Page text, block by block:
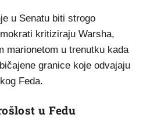
u Senatu biti strogo
kritiziraju Warsha,
marionetom u trenutku kada
granice koje odvajaju
Feda.
u Fedu